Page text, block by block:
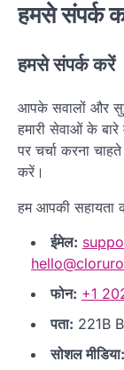
हमसे संपर्क
हमसे संपर्क करें
आपके सवालों और
हमारी सेवाओं के बारे
पर चर्चा करना
करें।
हम आपकी सहायता
ईमेल:
फोन: +1
पता: 221B
सोशल मीडिया: